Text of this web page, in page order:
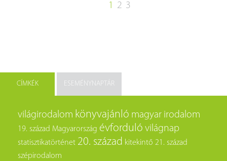
1 2 3
CÍMKÉK ESEMÉNYNAPTÁR
világirodalom könyvajánló magyar irodalom
19. század Magyarország évforduló világnap
statisztikatörténet 20. század kitekintő 21. század
szépirodalom